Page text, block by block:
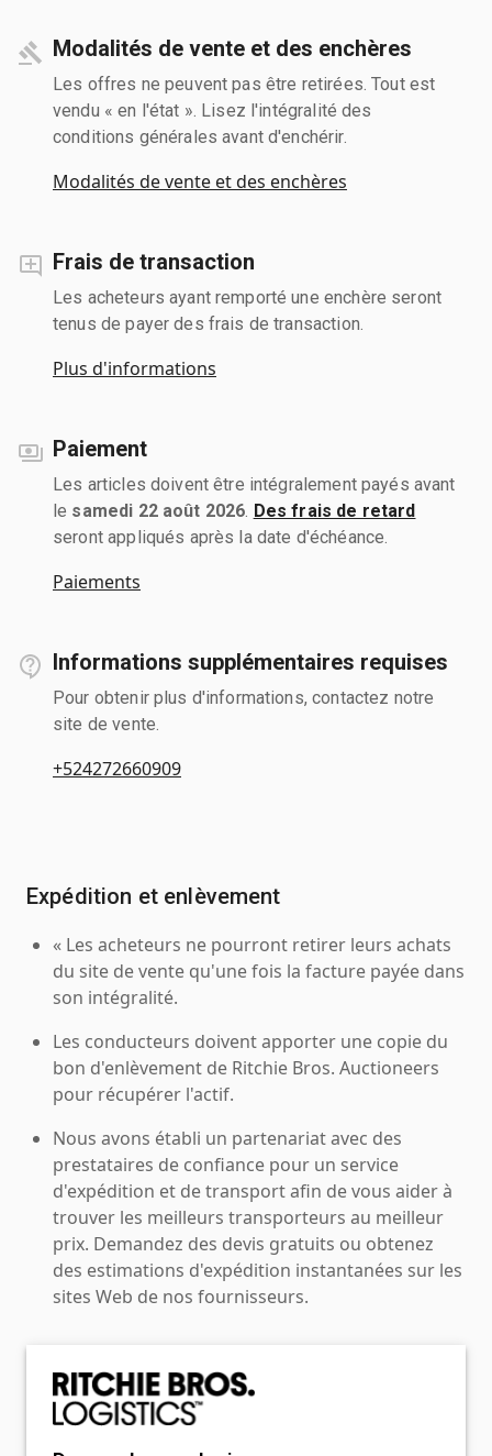
Modalités de vente et des enchères
Les offres ne peuvent pas être retirées. Tout est
vendu « en l'état ». Lisez l'intégralité des
conditions générales avant d'enchérir.
Modalités de vente et des enchères
Frais de transaction
Les acheteurs ayant remporté une enchère seront
tenus de payer des frais de transaction.
Plus d'informations
Paiement
Les articles doivent être intégralement payés avant
le samedi 22 août 2026 Des frais de retard
seront appliqués après la date d'échéance.
Paiements
Informations supplémentaires requises
Pour obtenir plus d'informations, contactez notre
site de vente.
+524272660909
Expédition et enlèvement
« Les acheteurs ne pourront retirer leurs achats
du site de vente qu'une fois la facture payée dans
son intégralité.
Les conducteurs doivent apporter une copie du
bon d'enlèvement de Ritchie Bros. Auctioneers
pour récupérer l'actif.
Nous avons établi un partenariat avec des
prestataires de confiance pour un service
d'expédition et de transport afin de vous aider à
trouver les meilleurs transporteurs au meilleur
prix. Demandez des devis gratuits ou obtenez
des estimations d'expédition instantanées sur les
sites Web de nos fournisseurs.